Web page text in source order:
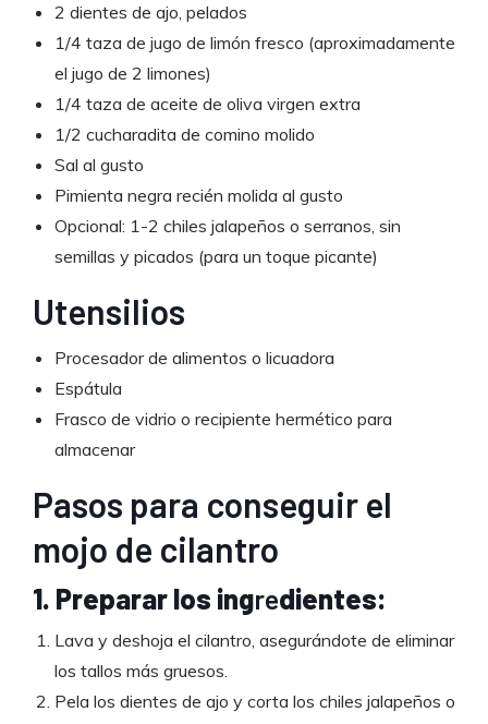
2 dientes de ajo, pelados
1/4 taza de jugo de limón fresco (aproximadamente
el jugo de 2 limones)
1/4 taza de aceite de oliva virgen extra
1/2 cucharadita de comino molido
Sal al gusto
Pimienta negra recién molida al gusto
Opcional: 1-2 chiles jalapeños o serranos, sin
semillas y picados (para un toque picante)
Utensilios
Procesador de alimentos o licuadora
Espátula
Frasco de vidrio o recipiente hermético para
almacenar
Pasos para conseguir el
mojo de cilantro
1. Preparar los ingredientes:
Lava y deshoja el cilantro, asegurándote de eliminar
los tallos más gruesos.
Pela los dientes de ajo y corta los chiles jalapeños o